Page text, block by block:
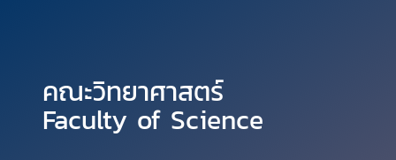
คณะวิทยาศาสตร์
Faculty of Science